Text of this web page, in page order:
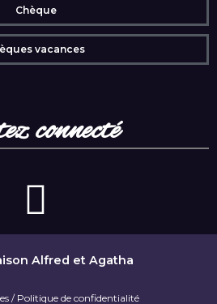
Chèque
vacances
connecté
Alfred et Agatha
/ Politique de confidentialité